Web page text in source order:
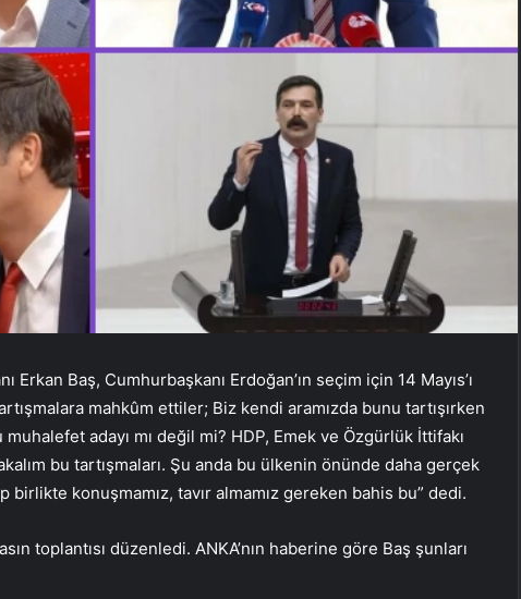
Baş, Cumhurbaşkanı Erdoğan’ın seçim için 14 Mayıs’ı
mahkûm ettiler; Biz kendi aramızda bunu tartışırken
muhalefet adayı mı değil mi? HDP, Emek ve Özgürlük İttifakı
bu tartışmaları. Şu anda bu ülkenin önünde daha gerçek
birlikte konuşmamız, tavır almamız gereken bahis bu” dedi.
toplantısı düzenledi. ANKA’nın haberine göre Baş şunları